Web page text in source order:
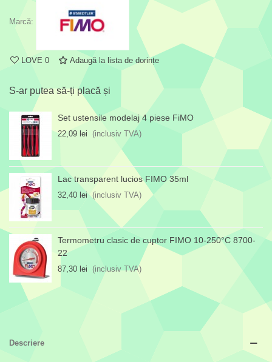
Marcă:
LOVE 0 Adaugă la lista de dorințe
S-ar putea să-ți placă și
Set ustensile modelaj 4 piese FiMO
22,09 lei (inclusiv TVA)
Lac transparent lucios FIMO 35ml
32,40 lei (inclusiv TVA)
Termometru clasic de cuptor FIMO 10-250°C 8700-
22
87,30 lei (inclusiv TVA)
Descriere